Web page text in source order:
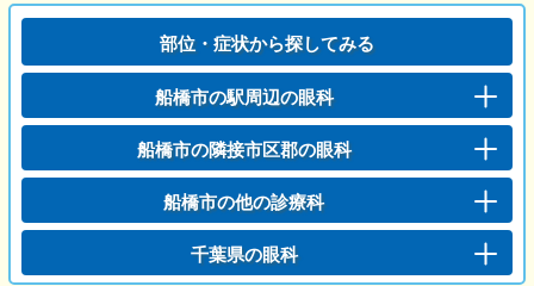
部位・症状から探してみる
船橋市の駅周辺の眼科
船橋市の隣接市区郡の眼科
船橋市の他の診療科
千葉県の眼科